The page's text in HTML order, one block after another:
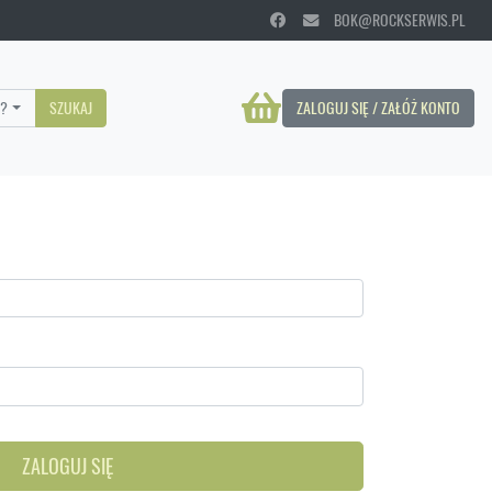
BOK@ROCKSERWIS.PL
ZALOGUJ SIĘ / ZAŁÓŻ KONTO
SZUKAJ
ZALOGUJ SIĘ